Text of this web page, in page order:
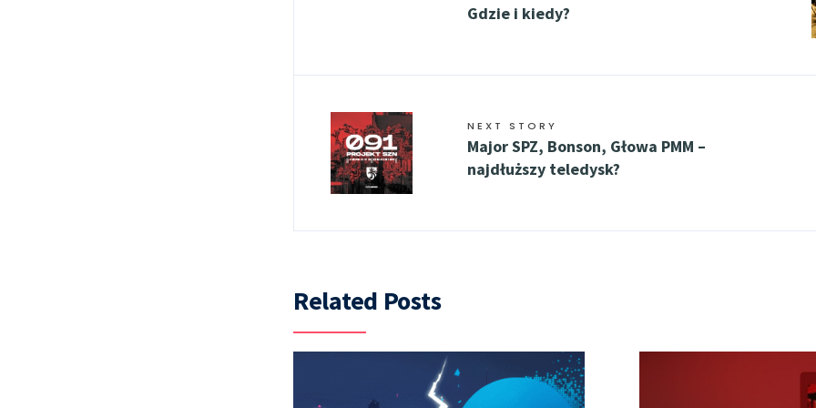
Gdzie i kiedy?
NEXT STORY
Major SPZ, Bonson, Głowa PMM –
najdłuższy teledysk?
Related Posts